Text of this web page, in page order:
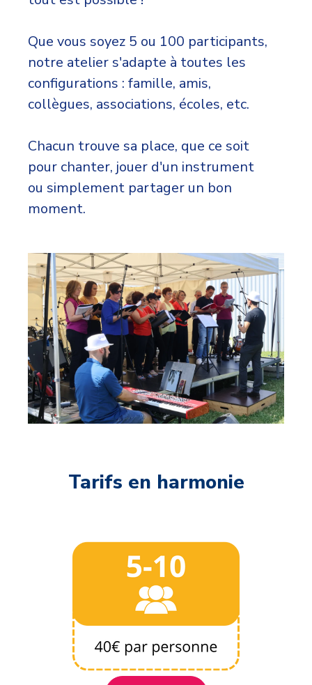
Que vous soyez 5 ou 100 participants,
notre atelier s'adapte à toutes les
configurations : famille, amis,
collègues, associations, écoles, etc.
Chacun trouve sa place, que ce soit
pour chanter, jouer d'un instrument
ou simplement partager un bon
moment.
Tarifs en harmonie